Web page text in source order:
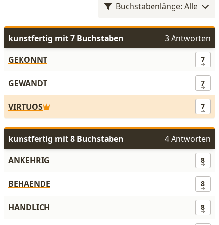
Buchstabenlänge: Alle
kunstfertig mit 7 Buchstaben
3 Antworten
GEKONNT
7
GEWANDT 7
VIRTUOS 7
kunstfertig mit 8 Buchstaben
4 Antworten
ANKEHRIG
8
BEHAENDE 8
HANDLICH 8